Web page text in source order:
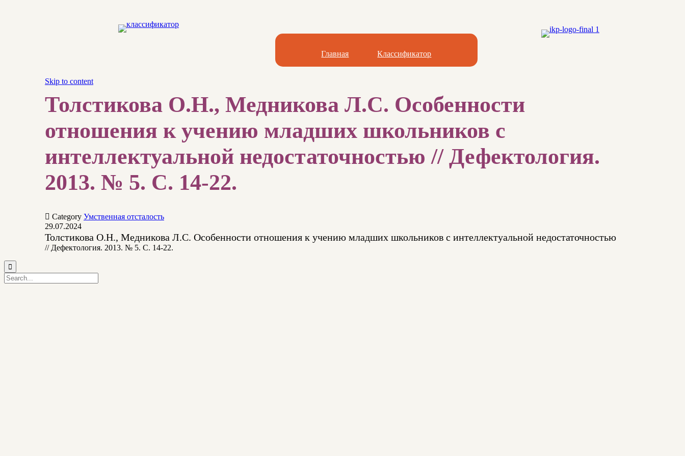
Главная Классификатор
Skip to content
Толстикова О.Н., Медникова Л.С. Особенности
отношения к учению младших школьников с
интеллектуальной недостаточностью // Дефектология.
2013. № 5. С. 14-22.
 Category Умственная отсталость
29.07.2024
Толстикова О.Н., Медникова Л.С. Особенности отношения к учению младших школьников с интеллектуальной недостаточностью
// Дефектология. 2013. № 5. С. 14-22.
